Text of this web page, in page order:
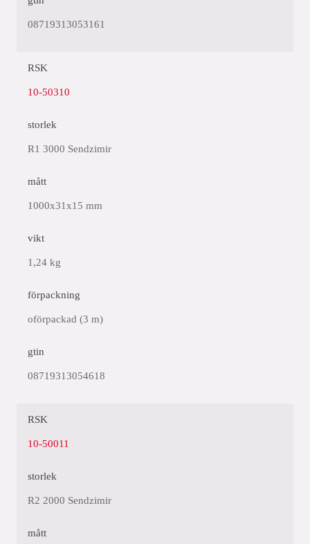
08719313053161
RSK
10-50310
storlek
R1 3000 Sendzimir
mått
1000x31x15 mm
vikt
1,24 kg
förpackning
oförpackad (3 m)
gtin
08719313054618
RSK
10-50011
storlek
R2 2000 Sendzimir
mått